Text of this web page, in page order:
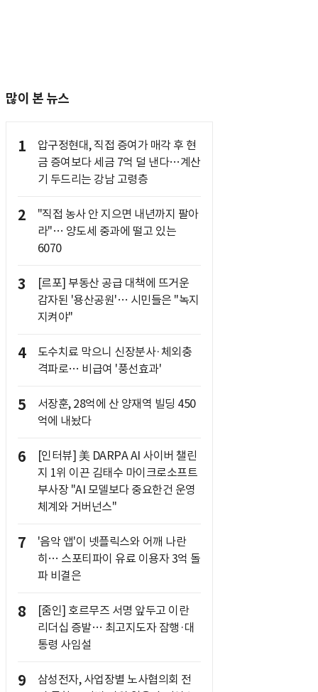
많이 본 뉴스
1
압구정현대, 직접 증여가 매각 후 현
금 증여보다 세금 7억 덜 낸다…계산
기 두드리는 강남 고령층
2
"직접 농사 안 지으면 내년까지 팔아
라"… 양도세 중과에 떨고 있는
6070
3
[르포] 부동산 공급 대책에 뜨거운
감자된 '용산공원'… 시민들은 "녹지
지켜야"
4
도수치료 막으니 신장분사·체외충
격파로… 비급여 '풍선효과'
5
서장훈, 28억에 산 양재역 빌딩 450
억에 내놨다
6
[인터뷰] 美 DARPA AI 사이버 챌린
지 1위 이끈 김태수 마이크로소프트
부사장 "AI 모델보다 중요한건 운영
체계와 거버넌스"
7
'음악 앱'이 넷플릭스와 어깨 나란
히… 스포티파이 유료 이용자 3억 돌
파 비결은
8
[줌인] 호르무즈 서명 앞두고 이란
리더십 증발… 최고지도자 잠행·대
통령 사임설
9
삼성전자, 사업장별 노사협의회 전